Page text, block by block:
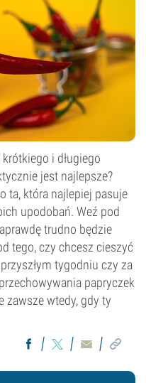
i długiego
jest najlepsze?
ta, która najlepiej pasuje
upodobań. Weź pod
trudno będzie
tego, czy chcesz cieszyć
tygodniu czy za
papryczek
zawsze wtedy, gdy ty